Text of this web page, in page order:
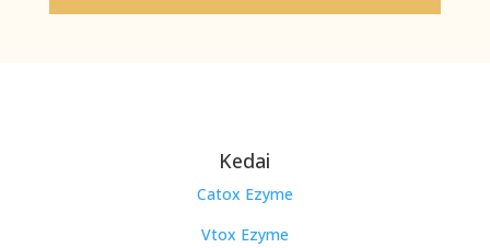
Kedai
Catox Ezyme
Vtox Ezyme